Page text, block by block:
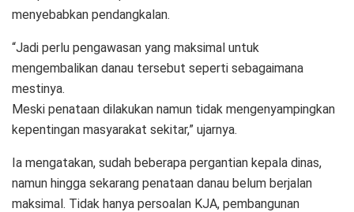
menyebabkan pendangkalan.
“Jadi perlu pengawasan yang maksimal untuk
mengembalikan danau tersebut seperti sebagaimana
mestinya.
Meski penataan dilakukan namun tidak mengenyampingkan
kepentingan masyarakat sekitar,” ujarnya.
Ia mengatakan, sudah beberapa pergantian kepala dinas,
namun hingga sekarang penataan danau belum berjalan
maksimal. Tidak hanya persoalan KJA, pembangunan